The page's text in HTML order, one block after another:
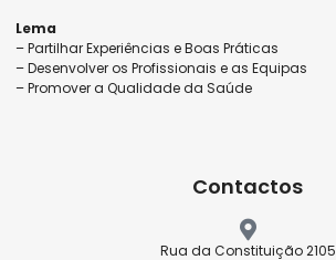
Lema
– Partilhar Experiências e Boas Práticas
– Desenvolver os Profissionais e as Equipas
– Promover a Qualidade da Saúde
Contactos
Rua da Constituição 2105